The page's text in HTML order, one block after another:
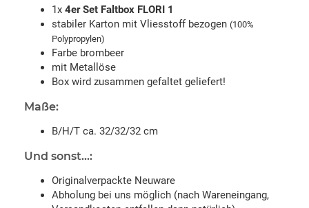
1x 4er Set Faltbox FLORI 1
stabiler Karton mit Vliesstoff bezogen (100%
Polypropylen)
Farbe brombeer
mit Metallöse
Box wird zusammen gefaltet geliefert!
Maße:
B/H/T ca. 32/32/32 cm
Und sonst...:
Originalverpackte Neuware
Abholung bei uns möglich (nach Wareneingang,